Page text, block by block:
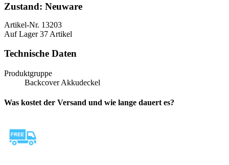
Zustand: Neuware
Artikel-Nr. 13203
Auf Lager 37 Artikel
Technische Daten
Produktgruppe
Backcover Akkudeckel
Was kostet der Versand und wie lange dauert es?